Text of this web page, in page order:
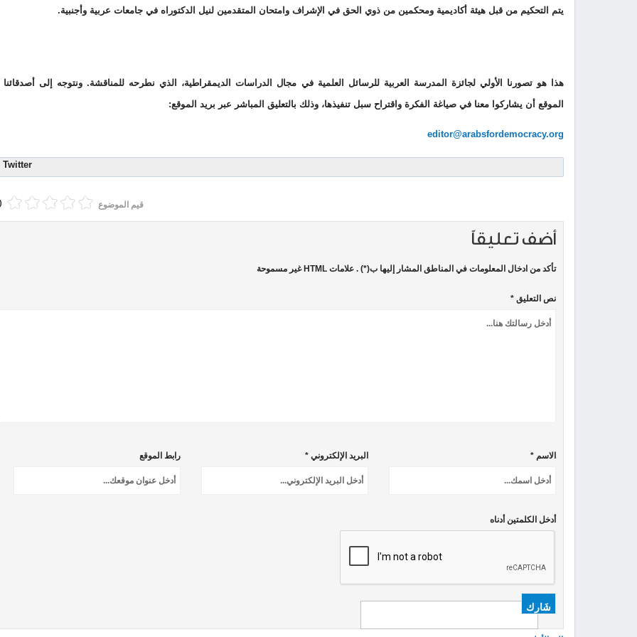
يتم التحكيم من قبل هيئة أكاديمية ومحكمين من ذوي الحق في الإشراف وامتحان المتقدمين لنيل الدكتوراه في جامعات عربية وأجنبية.
هذا هو تصورنا الأولي لجائزة المدرسة العربية للرسائل العلمية في مجال الدراسات الديمقراطية، الذي نطرحه للمناقشة. ونتوجه إلى أصدقائنا
الموقع أن يشاركوا معنا في صياغة الفكرة واقتراح سبل تنفيذها، وذلك بالتعليق المباشر عبر بريد الموقع:
editor@arabsfordemocracy.org
Twitter
قيم الموضوع (0 أصوات)
أضف تعليقاً
تأكد من ادخال المعلومات في المناطق المشار إليها ب(*) . علامات HTML غير مسموحة
نص التعليق *
الاسم * البريد الإلكتروني * رابط الموقع
أدخل الكلمتين أدناه